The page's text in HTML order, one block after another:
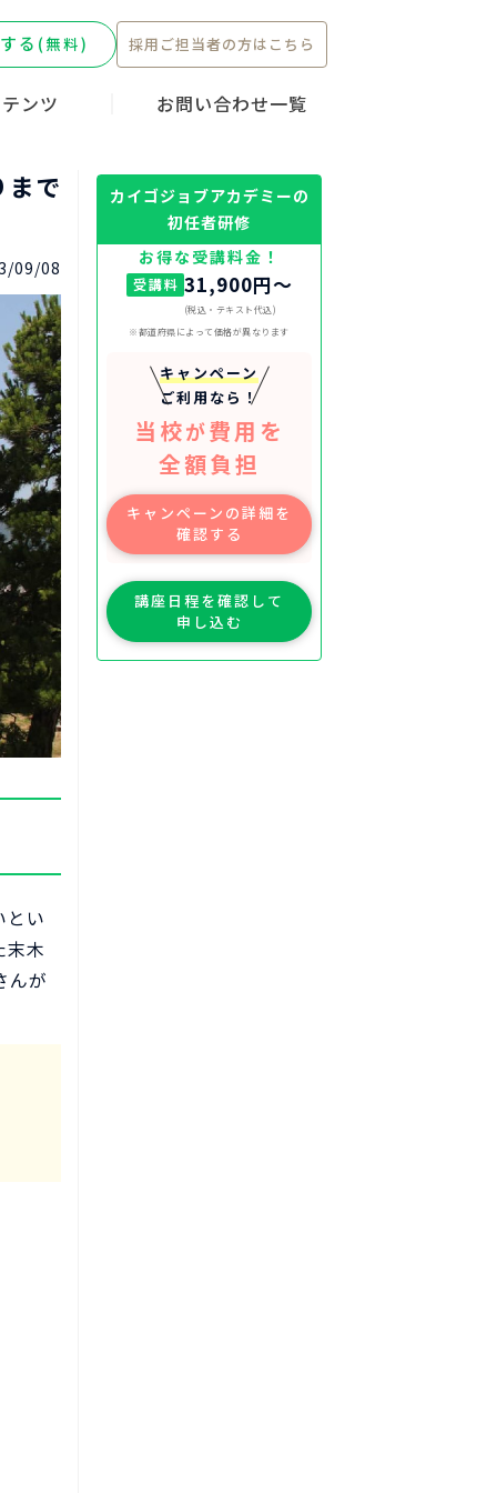
る (無料) 採用ご担当者の方はこちら
ンツ お問い合わせ一覧
で
09/08
とい
末木
んが
カイゴジョブアカデミーの
初任者研修
お得な受講料金！
受講料 31,900円〜
(税込・テキスト代込)
※都道府県によって価格が異なります
キャンペーン
ご利用なら！
当校が費用を
全額負担
キャンペーンの詳細を
確認する
講座日程を確認して
申し込む